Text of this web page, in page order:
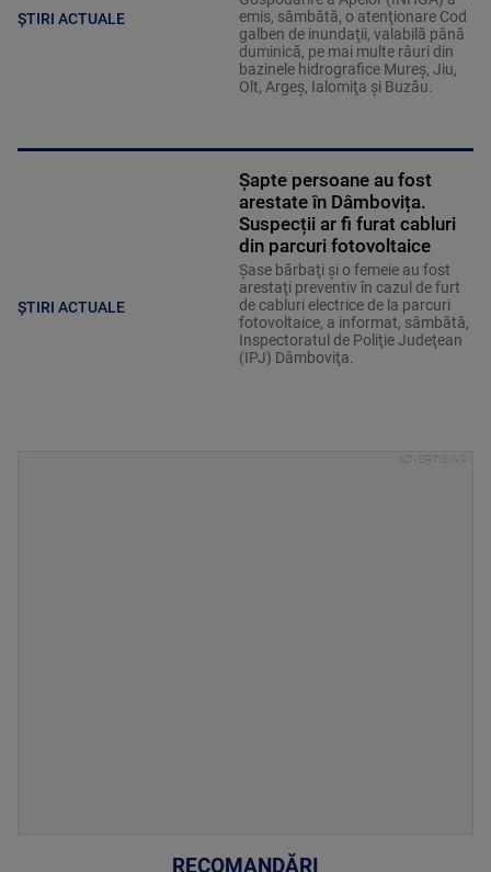
ȘTIRI ACTUALE
emis, sâmbătă, o atenţionare Cod
galben de inundaţii, valabilă până
duminică, pe mai multe râuri din
bazinele hidrografice Mureş, Jiu,
Olt, Argeş, Ialomiţa şi Buzău.
ȘTIRI ACTUALE
Șapte persoane au fost
arestate în Dâmbovița.
Suspecții ar fi furat cabluri
din parcuri fotovoltaice
Şase bărbaţi şi o femeie au fost
arestaţi preventiv în cazul de furt
de cabluri electrice de la parcuri
fotovoltaice, a informat, sâmbătă,
Inspectoratul de Poliţie Judeţean
(IPJ) Dâmboviţa.
RECOMANDĂRI